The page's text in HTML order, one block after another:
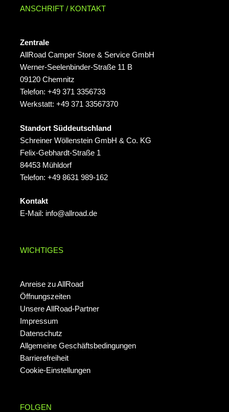
ANSCHRIFT / KONTAKT
Zentrale
AllRoad Camper Store & Service GmbH
Werner-Seelenbinder-Straße 11 B
09120 Chemnitz
Telefon: +49 371 3356733
Werkstatt: +49 371 33567370
Standort Süddeutschland
Schreiner Wöllenstein GmbH & Co. KG
Felix‑Gebhardt‑Straße 1
84453 Mühldorf
Telefon: +49 8631 989-162
Kontakt
E-Mail: info@allroad.de
WICHTIGES
Anreise zu AllRoad
Öffnungszeiten
Unsere AllRoad-Partner
Impressum
Datenschutz
Allgemeine Geschäftsbedingungen
Barrierefreiheit
Cookie-Einstellungen
FOLGEN